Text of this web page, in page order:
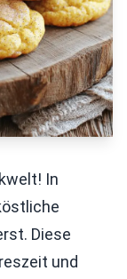
In
Diese
und